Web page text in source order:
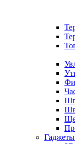
Гаджеты